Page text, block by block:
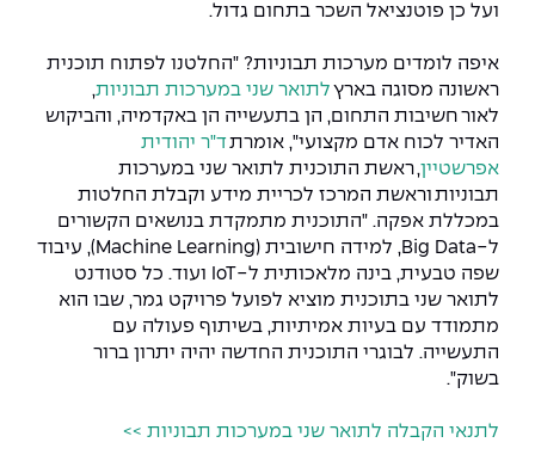
ועל כן פוטנציאל השכר בתחום גדול.
איפה לומדים מערכות תבוניות? "החלטנו לפתוח תוכנית
ראשונה מסוגה בארץ לתואר שני במערכות תבוניות,
לאור חשיבות התחום, הן בתעשייה הן באקדמיה, והביקוש
האדיר לכוח אדם מקצועי", אומרתד"ר יהודית
אפרשטיין, ראשת התוכנית לתואר שני במערכות
תבוניות וראשת המרכז לכריית מידע וקבלת החלטות
במכללת אפקה. "התוכנית מתמקדת בנושאים הקשורים
ל-Big Data , למידה חישובית (Machine Learning ), עיבוד
שפה טבעית, בינה מלאכותית ל-IoT ועוד. כל סטודנט
לתואר שני בתוכנית מוציא לפועל פרויקט גמר, שבו הוא
מתמודד עם בעיות אמיתיות, בשיתוף פעולה עם
התעשייה. לבוגרי התוכנית החדשה יהיה יתרון ברור
בשוק".
לתנאי הקבלה לתואר שני במערכות תבוניות >>
קורס ניהול פרויקטים בשילוב AI
קורסים מקצועיים מותאמים לארגונים
לכל הקורסים
סמסטר ראשון בתיכון